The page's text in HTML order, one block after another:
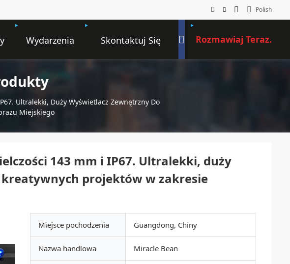
Polish
Wydarzenia Skontaktuj Się Rozmawiaj Teraz.
Ultralekki, Duży Wyświetlacz Zewnętrzny Do
Miejskiego
143 mm i IP67. Ultralekki, duży
projektów w zakresie
Miejsce pochodzenia Guangdong, Chiny
Nazwa handlowa Miracle Bean